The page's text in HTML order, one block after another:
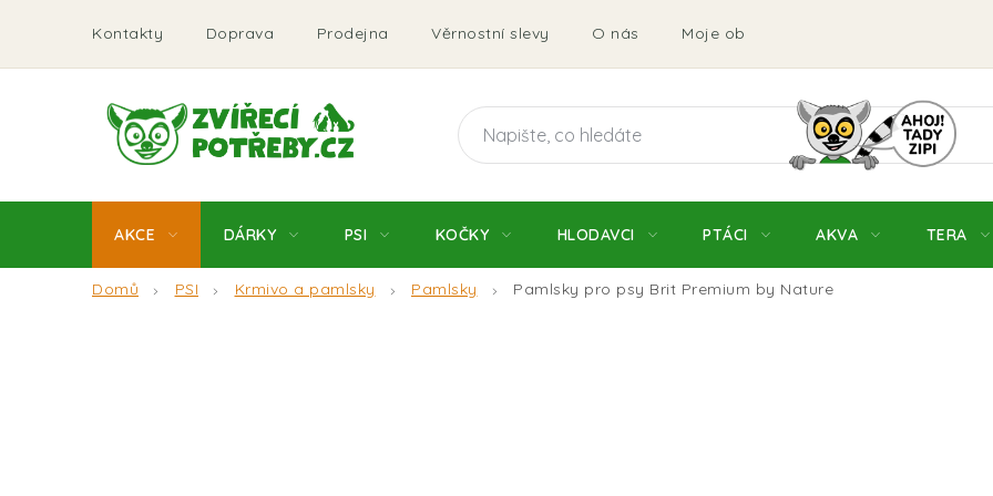
obsah
Kontakty Doprava Prodejna Věrnostní slevy O nás Moje objednávka Obchodní
AKCE DÁRKY PSI KOČKY HLODAVCI PTÁCI AKVA TERA
Domů PSI Krmivo a pamlsky Pamlsky Pamlsky pro psy Brit Premium by Nature